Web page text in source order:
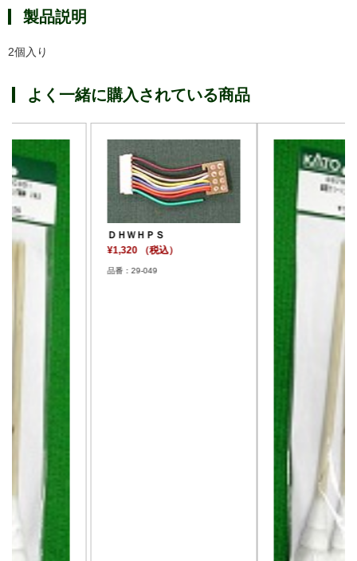
製品説明
2個入り
よく一緒に購入されている商品